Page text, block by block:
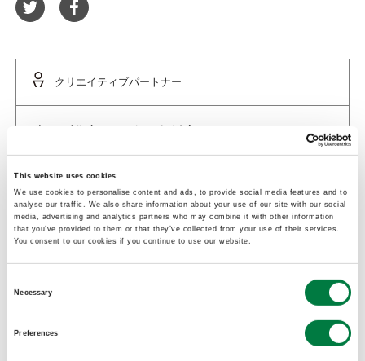
This website uses cookies
We use cookies to personalise content and ads, to provide social media features and to
analyse our traffic. We also share information about your use of our site with our social
media, advertising and analytics partners who may combine it with other information
that you’ve provided to them or that they’ve collected from your use of their services.
You consent to our cookies if you continue to use our website.
Necessary
Preferences
クリエイティブパートナー
森田 裕之 / 石河 泰治朗
HIROYUKI MORITA / TAIJIRO ISHIKO
2018年より共同でのデザイン活動をス
タート。
製品開発や素材用途開発を軸に国内外の
クライアントへデザイン提供を行う。
森田 裕之
studio Rope主宰 / ECAL(MA) / 国内外のクラ
イアントへ製品開発を軸に素材の用途開発や新